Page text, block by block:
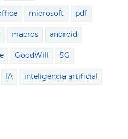
microsoft pdf
macros android
GoodWill 5G
IA inteligencia artificial